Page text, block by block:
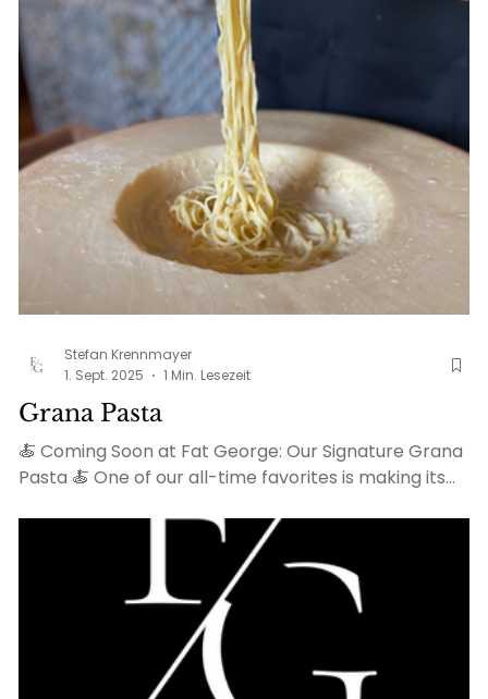
Grana Pasta
🍝 Coming Soon at Fat George: Our Signature Grana
Pasta 🍝 One of our all-time favorites is making its
table: delicate tagliolini, cooked al dente , tossed
inside a whole wheel of authentic Grana Padano ,
delivered fresh from Italy. Finished with a touch of
black pepper, it’s a true flavor experience. For an
extra indulgence, you can add lobster tail , scallop ,
or beef tenderloin – turning this dish into something
Stefan Krennmayer
1. Sept. 2025
1 Min. Lesezeit